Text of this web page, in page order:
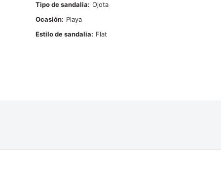
Tipo de sandalia
Ojota
Ocasión
Playa
Estilo de sandalia
Flat